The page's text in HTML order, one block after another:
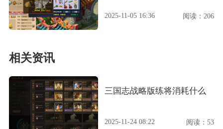
2025-11-05 16:36 阅读：206
相关资讯
三国志战略版练将消耗什么
2025-11-24 08:22 阅读：53